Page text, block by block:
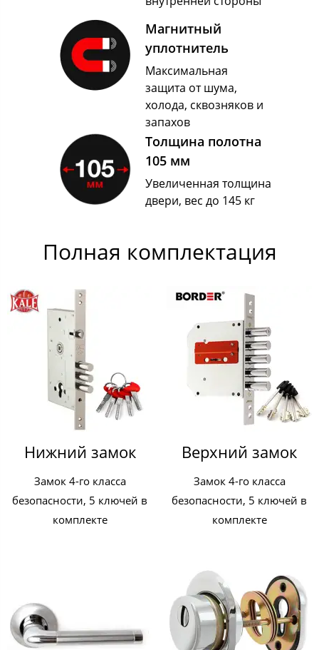
Толщина полотна
105 мм
Максимальная
защита от шума,
холода, сквозняков и
запахов
Увеличенная толщина
двери, вес до 145 кг
Магнитный
уплотнитель
Полная​ комплектация
Нижний замок
Замок 4-го класса
безопасности, 5 ключей в
комплекте
Верхний замок
Замок 4-го класса
безопасности, 5 ключей в
комплекте